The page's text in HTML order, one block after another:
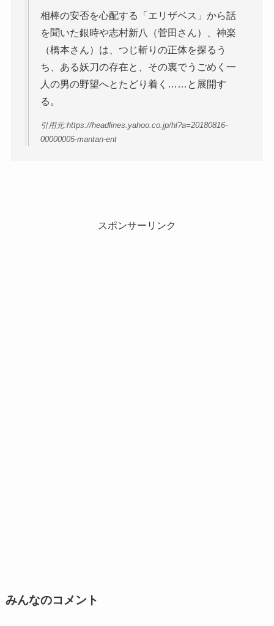
相棒の安否を心配する「エリザベス」から話
を聞いた銀時や志村新八（菅田さん）、神楽
（橋本さん）は、つじ斬りの正体を探るう
ち、ある妖刀の存在と、その裏でうごめく一
人の男の野望へとたどり着く……と展開す
る。
引用元:https://headlines.yahoo.co.jp/hl?a=20180816-
00000005-mantan-ent
スポンサーリンク
みんなのコメント